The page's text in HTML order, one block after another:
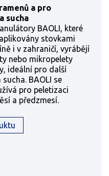
a pro
sucha
BAOLI, které
stovkami
i v zahraničí, vyrábějí
nebo mikropelety
ideální pro další
BAOLI se
pro peletizaci
a předzmesí.